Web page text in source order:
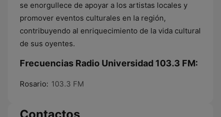
se enorgullece de apoyar a los artistas locales y
promover eventos culturales en la región,
contribuyendo al enriquecimiento de la vida cultural
de sus oyentes.
Frecuencias Radio Universidad 103.3 FM:
Rosario: 103.3 FM